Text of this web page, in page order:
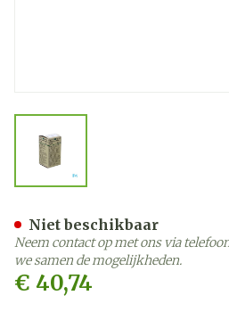
€ 40,74
Niet beschikbaar
Neem contact op met ons via
we samen de mogelijkheden.